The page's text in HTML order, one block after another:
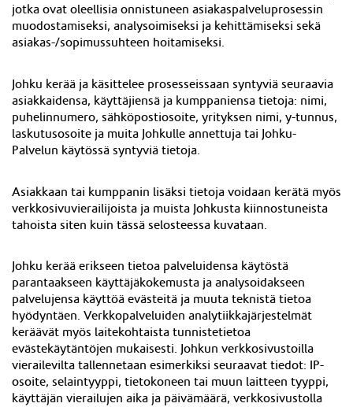
jotka ovat oleellisia onnistuneen asiakaspalveluprosessin
muodostamiseksi, analysoimiseksi ja kehittämiseksi sekä
asiakas-/sopimussuhteen hoitamiseksi.
Johku kerää ja käsittelee prosesseissaan syntyviä seuraavia
asiakkaidensa, käyttäjiensä ja kumppaniensa tietoja: nimi,
puhelinnumero, sähköpostiosoite, yrityksen nimi, y-tunnus,
laskutusosoite ja muita Johkulle annettuja tai Johku-
Palvelun käytössä syntyviä tietoja.
Asiakkaan tai kumppanin lisäksi tietoja voidaan kerätä myös
verkkosivuvierailijoista ja muista Johkusta kiinnostuneista
tahoista siten kuin tässä selosteessa kuvataan.
Johku kerää erikseen tietoa palveluidensa käytöstä
parantaakseen käyttäjäkokemusta ja analysoidakseen
palvelujensa käyttöä evästeitä ja muuta teknistä tietoa
hyödyntäen. Verkkopalveluiden analytiikkajärjestelmät
keräävät myös laitekohtaista tunnistetietoa
evästekäytäntöjen mukaisesti. Johkun verkkosivustoilla
vierailevilta tallennetaan esimerkiksi seuraavat tiedot: IP-
osoite, selaintyyppi, tietokoneen tai muun laitteen tyyppi,
käyttäjän vierailujen aika ja päivämäärä, verkkosivustolla